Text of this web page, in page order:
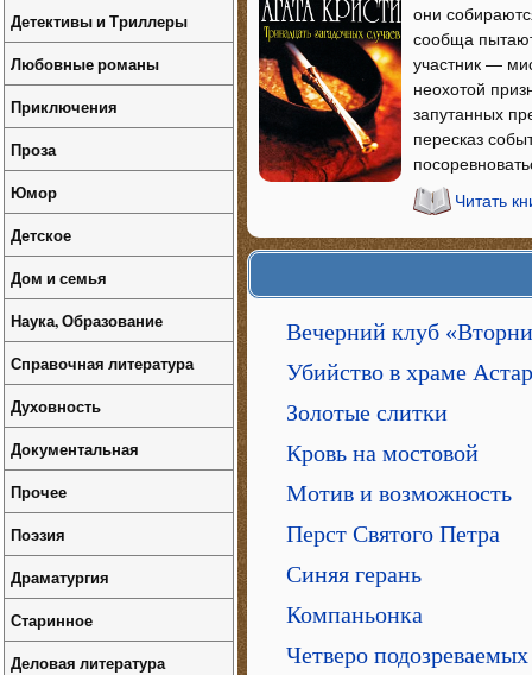
они
сообща
участник —
неохотой
запутанных
пересказ
Читать
Вечерний клуб
Убийство в храме
Золотые слитки
Кровь на мостовой
Мотив и возможность
Перст Святого Петра
Синяя герань
Компаньонка
Четверо подозреваемых
Детективы и Триллеры
Любовные романы
Приключения
Проза
Юмор
Детское
Дом и семья
Наука, Образование
Справочная литература
Духовность
Документальная
Прочее
Поэзия
Драматургия
Старинное
Деловая литература